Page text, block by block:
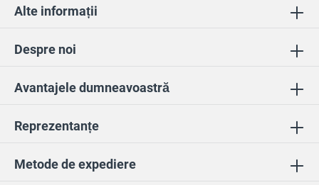
Avantajele dumneavoastră
Reprezentanțe
Despre noi
Alte informații
Metode de expediere